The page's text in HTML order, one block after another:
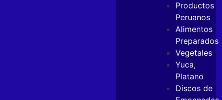
Productos
Peruanos
Alimentos
Preparados
Vegetales
Yuca,
Platano
Discos de